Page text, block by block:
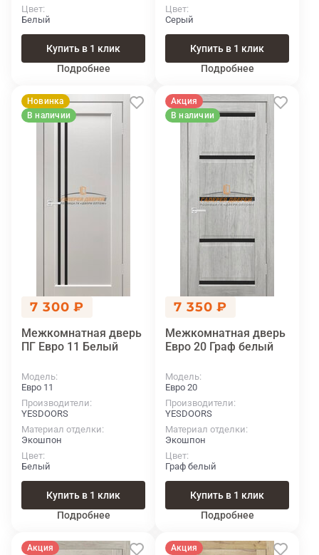
Цвет
Белый
Купить в 1 клик
Подробнее
Цвет
Серый
Купить в 1 клик
Подробнее
Новинка
В наличии
7 300 ₽
Межкомнатная дверь
ПГ Евро 11 Белый
Модель
Евро 11
Производители
YESDOORS
Материал отделки
Экошпон
Цвет
Белый
Купить в 1 клик
Подробнее
Акция
В наличии
7 350 ₽
Межкомнатная дверь
Евро 20 Граф белый
Модель
Евро 20
Производители
YESDOORS
Материал отделки
Экошпон
Цвет
Граф белый
Купить в 1 клик
Подробнее
Акция
Акция